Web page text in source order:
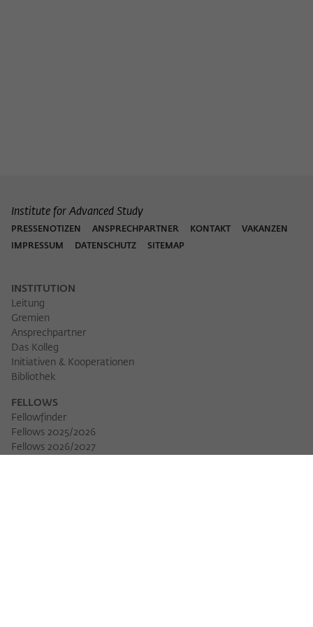
Institute for Advanced Study
PRESSENOTIZEN ANSPRECHPARTNER KONTAKT
VAKANZEN
IMPRESSUM
DATENSCHUTZ SITEMAP
INSTITUTION
Leitung
Gremien
Ansprechpartner
Das Kolleg
Initiativen & Kooperationen
Bibliothek
FELLOWS
Fellowfinder
Fellows 2025/2026
Fellows 2026/2027